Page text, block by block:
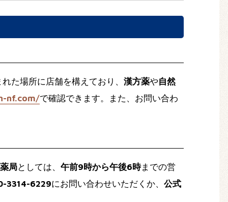
た場所に店舗を構えており、 漢方薬や自然
nf.com/で確認できます。また、お問い合わ
局としては、 午前9時から午後6時までの営
3314-6229にお問い合わせいただくか、 公式